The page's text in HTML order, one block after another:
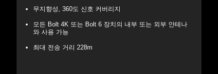
무지향성, 360도 신호 커버리지
모든 Bolt 4K 또는 Bolt 6 장치의 내부 또는 외부 안테나
와 사용 가능
최대 전송 거리 228m